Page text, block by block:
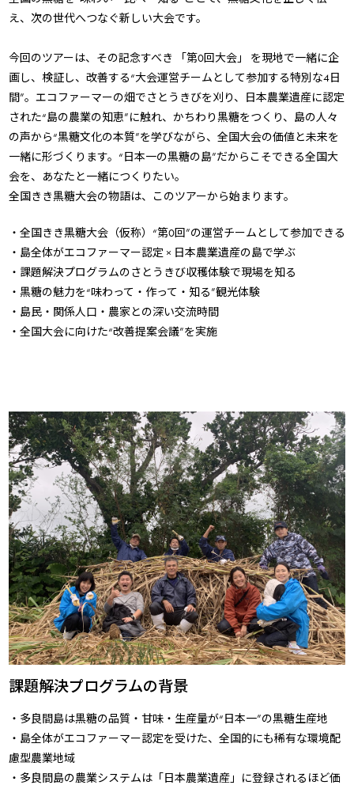
え、次の世代へつなぐ新しい大会です。
今回のツアーは、その記念すべき 「第0回大会」 を現地で一緒に企
画し、検証し、改善する“大会運営チームとして参加する特別な4日
間”。エコファーマーの畑でさとうきびを刈り、日本農業遺産に認定
された“島の農業の知恵”に触れ、かちわり黒糖をつくり、島の人々
の声から“黒糖文化の本質”を学びながら、全国大会の価値と未来を
一緒に形づくります。“日本一の黒糖の島”だからこそできる全国大
会を、あなたと一緒につくりたい。
全国きき黒糖大会の物語は、このツアーから始まります。
・全国きき黒糖大会（仮称）“第0回”の運営チームとして参加できる
・島全体がエコファーマー認定 × 日本農業遺産の島で学ぶ
・課題解決プログラムのさとうきび収穫体験で現場を知る
・黒糖の魅力を“味わって・作って・知る”観光体験
・島民・関係人口・農家との深い交流時間
・全国大会に向けた“改善提案会議”を実施
課題解決プログラムの背景
・多良間島は黒糖の品質・甘味・生産量が“日本一”の黒糖生産地
・島全体がエコファーマー認定を受けた、全国的にも稀有な環境配
慮型農業地域
・多良間島の農業システムは「日本農業遺産」に登録されるほど価